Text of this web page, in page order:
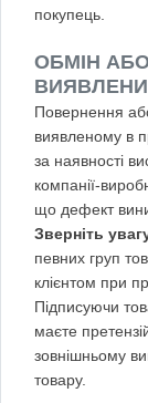
покупець.
ОБМІН
Повернення
виявленому в
за наявності
компанії-
що дефект
Зверніть
певних груп
клієнтом при
Підписуючи
маєте
зовнішньому
товару.